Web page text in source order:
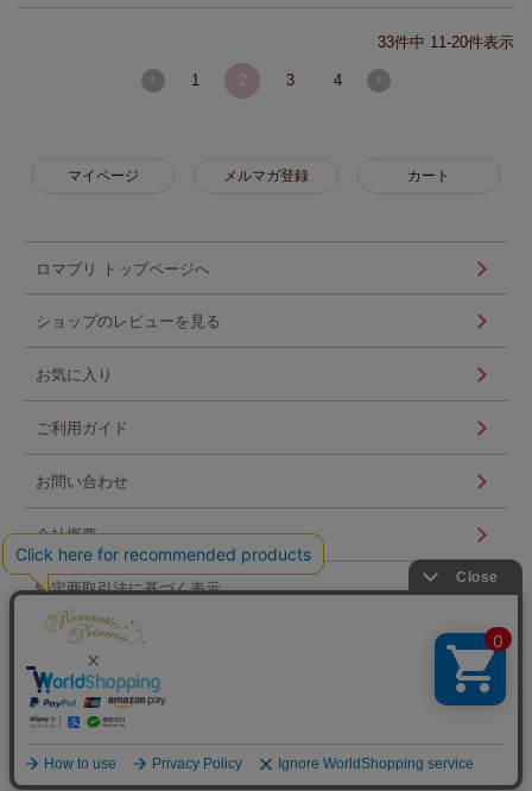
33件中 11-20件表示
1 2 3 4
マイページ メルマガ登録 カート
ロマプリ トップページへ
ショップのレビューを見る
お気に入り
ご利用ガイド
お問い合わせ
会社概要
特定商取引法に基づく表示
個人情報の取扱い
ログイン
Copyright © Scroll 360 co,ltd. All Rights Reserved